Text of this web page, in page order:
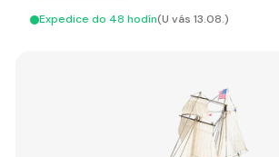
Expedice do 48 hodín(U vás 13.08.)